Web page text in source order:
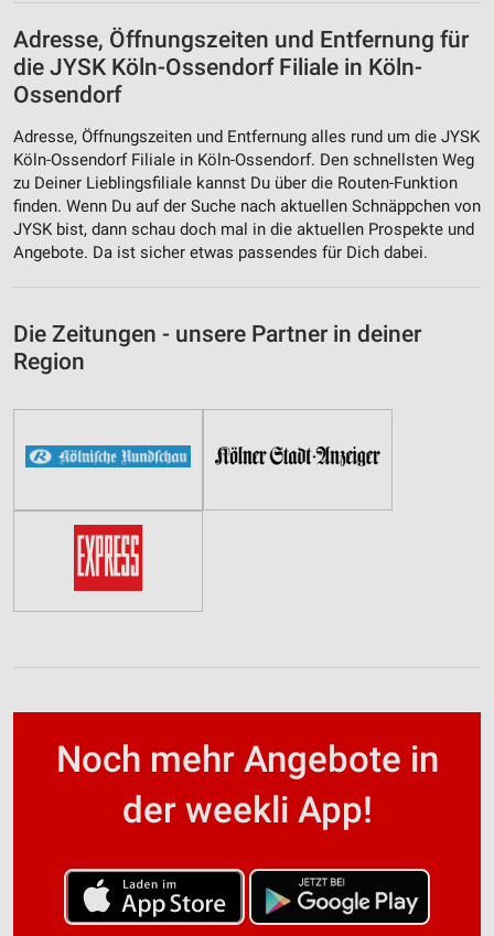
Adresse, Öffnungszeiten und Entfernung für
die JYSK Köln-Ossendorf Filiale in Köln-
Ossendorf
Adresse, Öffnungszeiten und Entfernung alles rund um die JYSK
Köln-Ossendorf Filiale in Köln-Ossendorf. Den schnellsten Weg
zu Deiner Lieblingsfiliale kannst Du über die Routen-Funktion
finden. Wenn Du auf der Suche nach aktuellen Schnäppchen von
JYSK bist, dann schau doch mal in die aktuellen Prospekte und
Angebote. Da ist sicher etwas passendes für Dich dabei.
Die Zeitungen - unsere Partner in deiner
Region
Noch mehr Angebote in
der weekli App!